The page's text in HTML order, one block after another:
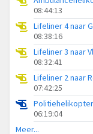
08:44:13
Lifeliner 4 naar
08:38:16
Lifeliner 3 naar
08:32:41
Lifeliner 2 naar
07:42:25
06:19:04
Meer...